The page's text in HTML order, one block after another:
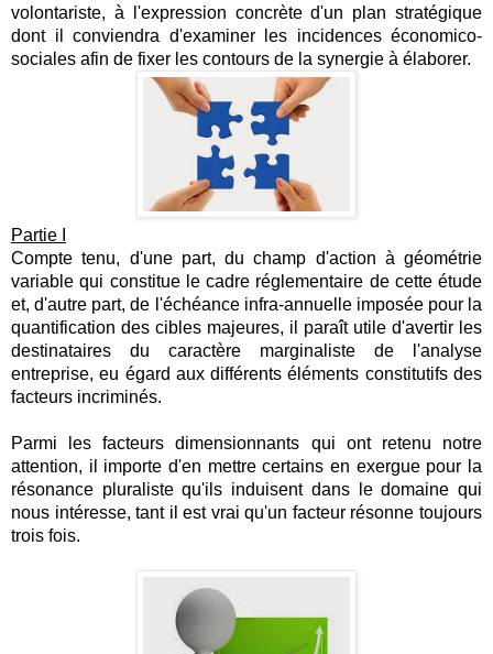
volontariste, à l'expression concrète d'un plan stratégique
dont il conviendra d'examiner les incidences économico-
sociales afin de fixer les contours de la synergie à élaborer.
Partie I
Compte tenu, d'une part, du champ d'action à géométrie
variable qui constitue le cadre réglementaire de cette étude
et, d'autre part, de l'échéance infra-annuelle imposée pour la
quantification des cibles majeures, il paraît utile d'avertir les
destinataires du caractère marginaliste de l'analyse
entreprise, eu égard aux différents éléments constitutifs des
facteurs incriminés.
Parmi les facteurs dimensionnants qui ont retenu notre
attention, il importe d'en mettre certains en exergue pour la
résonance pluraliste qu'ils induisent dans le domaine qui
nous intéresse, tant il est vrai qu'un facteur résonne toujours
trois fois.